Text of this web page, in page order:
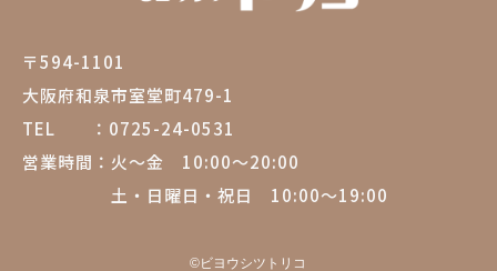
〒594-1101
大阪府和泉市室堂町479-1
TEL ： 0725-24-0531
営業時間： 火～金 10:00～20:00
土・日曜日・祝日 10:00～19:00
©︎ビヨウシツトリコ